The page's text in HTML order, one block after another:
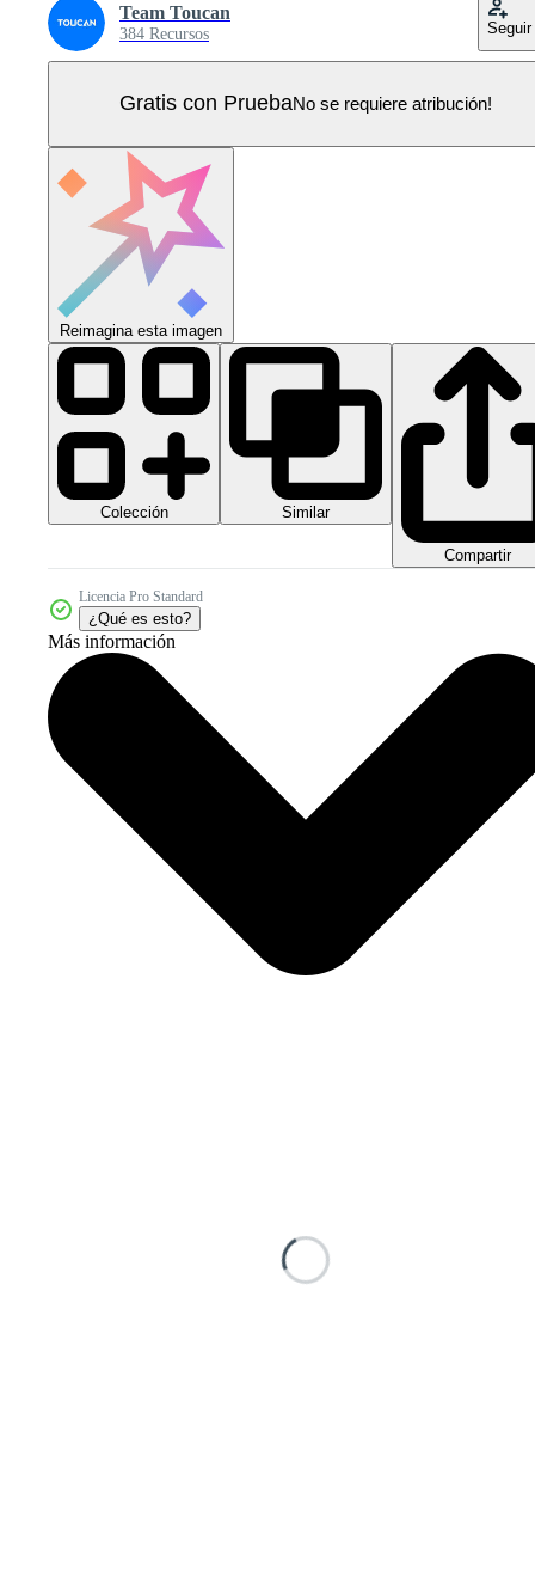
Team Toucan
384 Recursos Seguir
Gratis con PruebaNo se requiere atribución!
Reimagina esta imagen
Colección Similar
Compartir
Licencia Pro Standard
¿Qué es esto?
Más información